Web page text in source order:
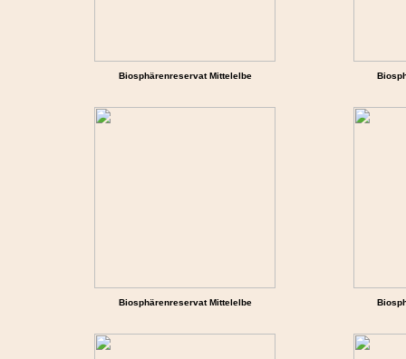
Biosphärenreservat Mittelelbe
Biosphärenreservat Mittelelbe